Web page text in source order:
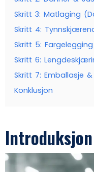
Skritt 3: Matlaging
Skritt 4:
Skritt 5:
Skritt 6:
Skritt 7: Emballasje &
Konklusjon
Introduksjon